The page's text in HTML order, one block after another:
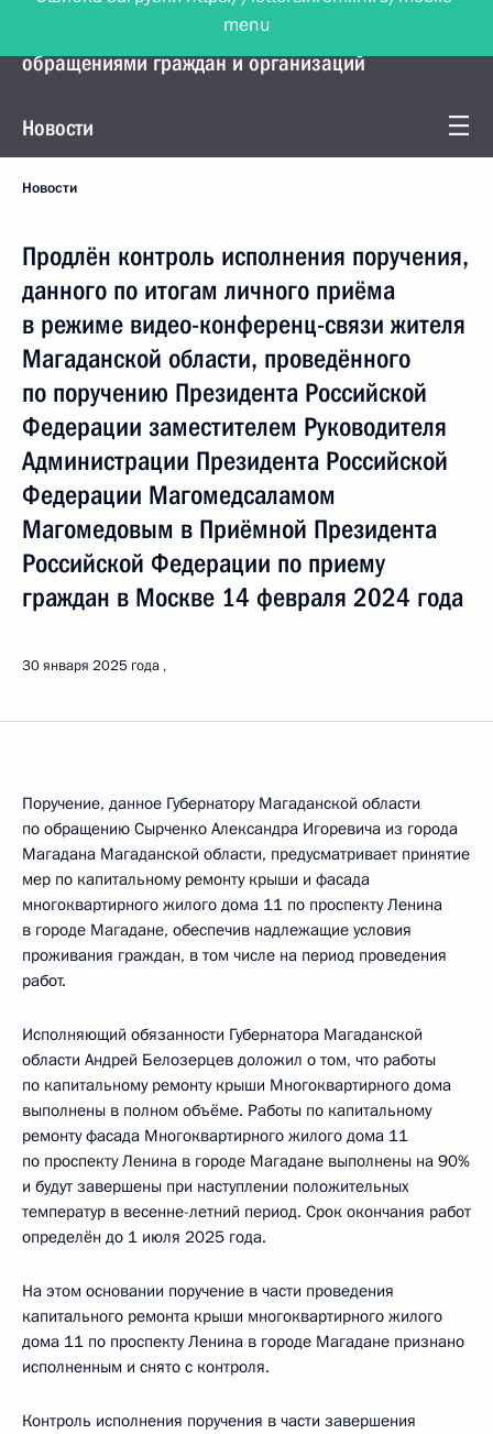
Управление Президента по работе с
обращениями граждан и организаций
Новости
Новости
Продлён контроль исполнения поручения,
данного по итогам личного приёма
в режиме видео-конференц-связи жителя
Магаданской области, проведённого
по поручению Президента Российской
Федерации заместителем Руководителя
Администрации Президента Российской
Федерации Магомедсаламом
Магомедовым в Приёмной Президента
Российской Федерации по приему
граждан в Москве 14 февраля 2024 года
30 января 2025 года
Поручение, данное Губернатору Магаданской области
по обращению Сырченко Александра Игоревича из города
Магадана Магаданской области, предусматривает принятие
мер по капитальному ремонту крыши и фасада
многоквартирного жилого дома 11 по проспекту Ленина
в городе Магадане, обеспечив надлежащие условия
проживания граждан, в том числе на период проведения
работ.
Исполняющий обязанности Губернатора Магаданской
области Андрей Белозерцев доложил о том, что работы
по капитальному ремонту крыши Многоквартирного дома
выполнены в полном объёме. Работы по капитальному
ремонту фасада Многоквартирного жилого дома 11
по проспекту Ленина в городе Магадане выполнены на 90%
и будут завершены при наступлении положительных
температур в весенне-летний период. Срок окончания работ
определён до 1 июля 2025 года.
На этом основании поручение в части проведения
капитального ремонта крыши многоквартирного жилого
дома 11 по проспекту Ленина в городе Магадане признано
исполненным и снято с контроля.
Контроль исполнения поручения в части завершения
menu